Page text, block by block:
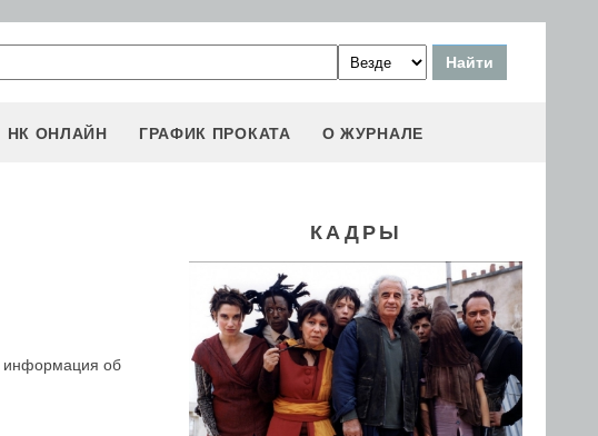
НК ОНЛАЙН ГРАФИК ПРОКАТА О ЖУРНАЛЕ
информация об
КАДРЫ